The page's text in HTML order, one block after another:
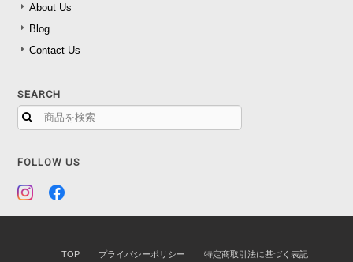
About Us
Blog
Contact Us
SEARCH
FOLLOW US
TOP プライバシーポリシー 特定商取引法に基づく表記